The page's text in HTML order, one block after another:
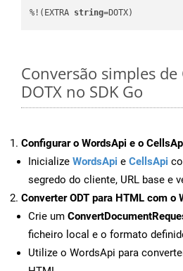
%!(EXTRA string=DOTX)
Conversão simples de
DOTX no SDK Go
Configurar o WordsApi e o
Inicialize WordsApi e CellsApi
segredo do cliente, URL base e
Converter ODT para HTML com o
Crie um
ficheiro local e o formato
Utilize o WordsApi para